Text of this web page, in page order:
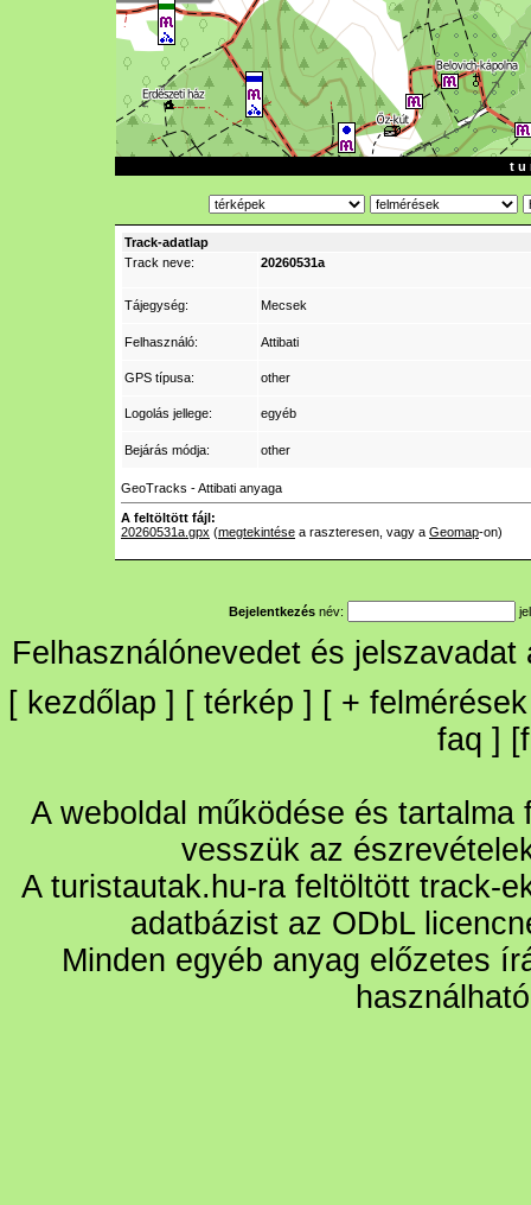
t u
Track-adatlap
Track neve:
20260531a
Tájegység: Mecsek
Felhasználó: Attibati
GPS típusa: other
Logolás jellege: egyéb
Bejárás módja: other
GeoTracks - Attibati anyaga
A feltöltött fájl:
20260531a.gpx (megtekintése a raszteresen, vagy a Geomap-on)
Bejelentkezés név:
Felhasználónevedet és
[ kezdőlap ] [ térkép ] [ + felmérések
faq ] [
A weboldal működése és
vesszük az
A turistautak.hu-ra feltöltött track-
adatbázist az ODbL
Minden egyéb anyag előzetes